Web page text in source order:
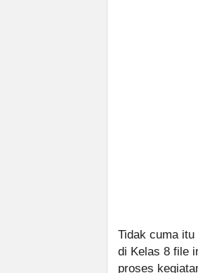
Tidak cuma itu
di Kelas 8 file
proses